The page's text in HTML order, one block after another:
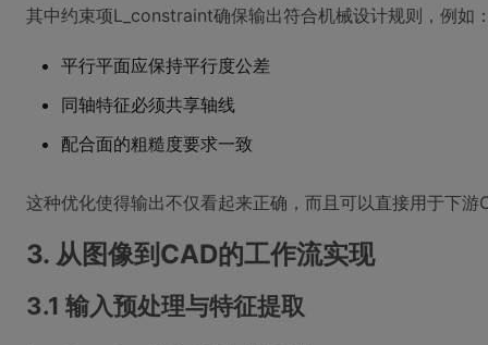
其中约束项L_constraint确保输出符合机械设计规则，例如
平行平面应保持平行度公差
同轴特征必须共享轴线
配合面的粗糙度要求一致
这种优化使得输出不仅看起来正确，而且可以直接用于下游
3. 从图像到CAD的工作流实现
3.1 输入预处理与特征提取